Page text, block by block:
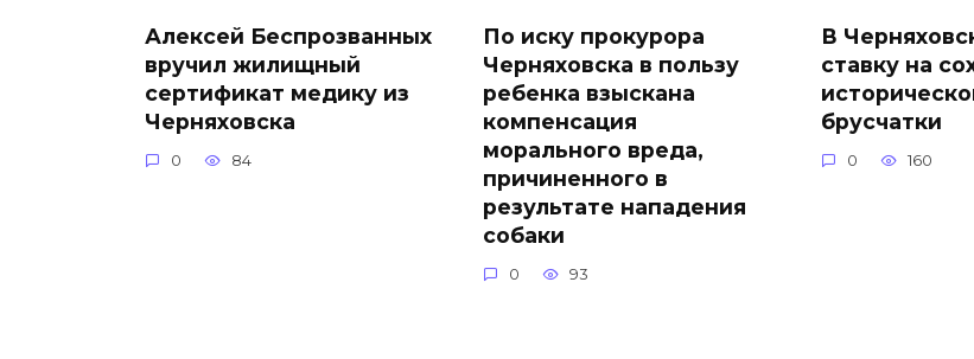
Алексей Беспрозванных
вручил жилищный
сертификат медику из
Черняховска
0 84
По иску прокурора
Черняховска в пользу
ребенка взыскана
компенсация
морального вреда,
причиненного в
результате нападения
собаки
0 93
В
ставку на
брусчатки
0 160